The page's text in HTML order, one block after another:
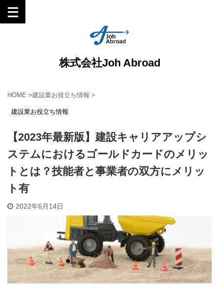
株式会社Joh Abroad
HOME >建設業お役立ち情報 >
建設業お役立ち情報
【2023年最新版】建設キャリアアップシ
ステムにおけるゴールドカードのメリッ
トとは？技能者と事業者の双方にメリッ
ト有
2022年6月14日